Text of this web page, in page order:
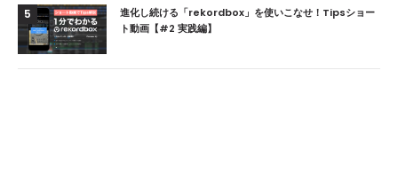
5
進化し続ける「rekordbox」を使いこなせ！Tipsショー
ト動画【#2 実践編】